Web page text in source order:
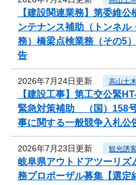
【建設関連業務】第委維
ンテナンス補助（トンネル
務）橋梁点検業務（その5
告
2026年7月24日更新 高山土
【建設工事】第工交公緊
緊急対策補助 （国）158
事に関する一般競争入札公
2026年7月23日更新 観光誘
岐阜県アウトドアツーリズ
務プロポーザル募集【選定